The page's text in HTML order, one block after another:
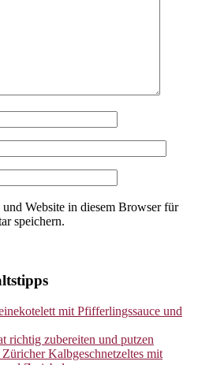
Website in diesem Browser für
speichern.
mit Pfifferlingssauce und
richtig zubereiten und putzen
Kalbgeschnetzeltes mit